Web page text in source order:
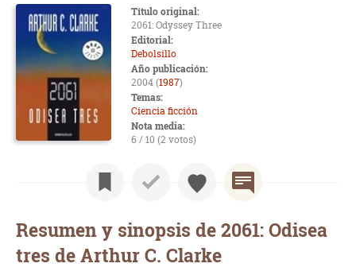
Título original:
2061: Odyssey Three
Editorial:
Debolsillo
Año publicación:
2004 (1987)
Temas:
Ciencia ficción
Nota media:
6 / 10 (2 votos)
Resumen y sinopsis de 2061: Odisea
tres de Arthur C. Clarke